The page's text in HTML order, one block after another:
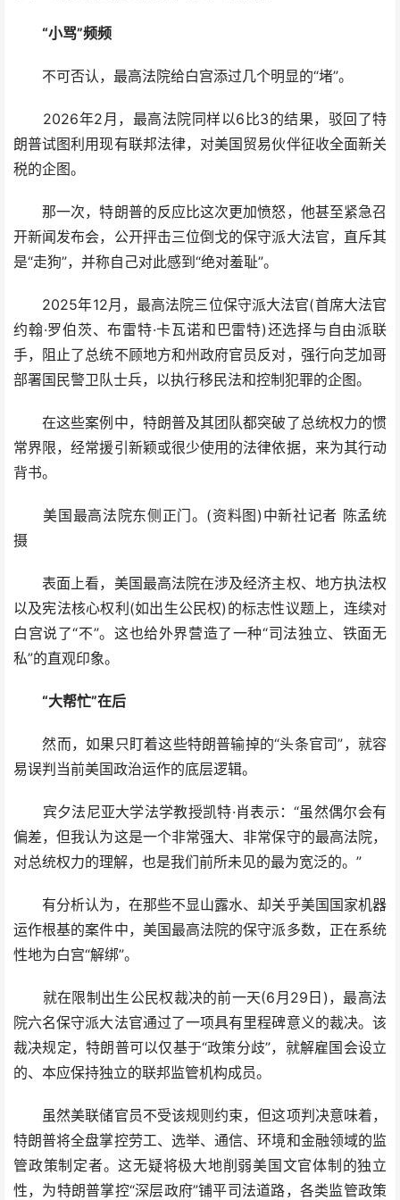
“小骂”频频
不可否认，最高法院给白宫添过几个明显的“堵”。
2026年2月，最高法院同样以6比3的结果，驳回了特
朗普试图利用现有联邦法律，对美国贸易伙伴征收全面新关
税的企图。
那一次，特朗普的反应比这次更加愤怒，他甚至紧急召
开新闻发布会，公开抨击三位倒戈的保守派大法官，直斥其
是“走狗”，并称自己对此感到“绝对羞耻”。
2025年12月，最高法院三位保守派大法官(首席大法官
约翰·罗伯茨、布雷特·卡瓦诺和巴雷特)还选择与自由派联
手，阻止了总统不顾地方和州政府官员反对，强行向芝加哥
部署国民警卫队士兵，以执行移民法和控制犯罪的企图。
在这些案例中，特朗普及其团队都突破了总统权力的惯
常界限，经常援引新颖或很少使用的法律依据，来为其行动
背书。
美国最高法院东侧正门。(资料图)中新社记者 陈孟统
摄
表面上看，美国最高法院在涉及经济主权、地方执法权
以及宪法核心权利(如出生公民权)的标志性议题上，连续对
白宫说了“不”。这也给外界营造了一种“司法独立、铁面无
私”的直观印象。
“大帮忙”在后
然而，如果只盯着这些特朗普输掉的“头条官司”，就容
易误判当前美国政治运作的底层逻辑。
宾夕法尼亚大学法学教授凯特·肖表示：“虽然偶尔会有
偏差，但我认为这是一个非常强大、非常保守的最高法院，
对总统权力的理解，也是我们前所未见的最为宽泛的。”
有分析认为，在那些不显山露水、却关乎美国国家机器
运作根基的案件中，美国最高法院的保守派多数，正在系统
性地为白宫“解绑”。
就在限制出生公民权裁决的前一天(6月29日)，最高法
院六名保守派大法官通过了一项具有里程碑意义的裁决。该
裁决规定，特朗普可以仅基于“政策分歧”，就解雇国会设立
的、本应保持独立的联邦监管机构成员。
虽然美联储官员不受该规则约束，但这项判决意味着，
特朗普将全盘掌控劳工、选举、通信、环境和金融领域的监
管政策制定者。这无疑将极大地削弱美国文官体制的独立
性，为特朗普掌控“深层政府”铺平司法道路，各类监管政策